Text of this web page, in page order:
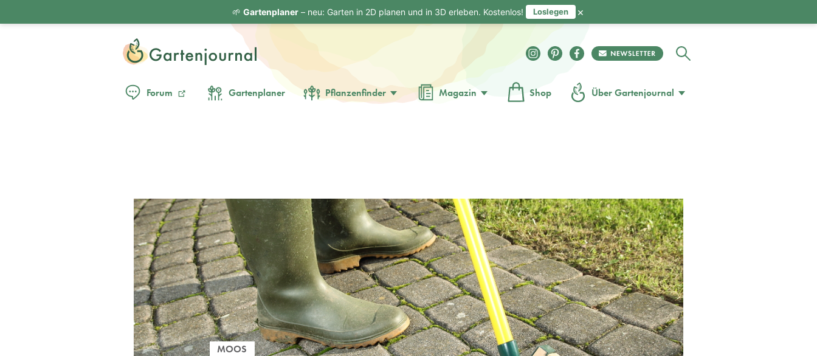
Forum Gartenplaner Pflanzenfinder Magazin Shop Über Gartenjournal
MOOS
🌱 Gartenplaner– neu: Garten in 2D planen und in 3D erleben. Kostenlos! Loslegen ×